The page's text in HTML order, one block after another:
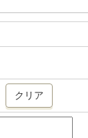
クリア